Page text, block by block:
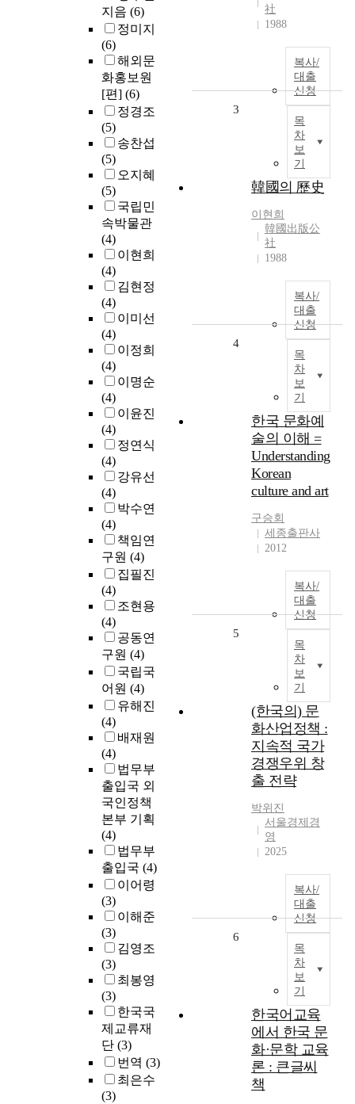
지음 (6)
정미지
(6)
해외문
화홍보원
[편] (6)
정경조
(5)
송찬섭
(5)
오지혜
(5)
국립민
속박물관
(4)
이현희
(4)
김현정
(4)
이미선
(4)
이정희
(4)
이명순
(4)
이윤진
(4)
정연식
(4)
강유선
(4)
박수연
(4)
책임연
구원 (4)
집필진
(4)
조현용
(4)
공동연
구원 (4)
국립국
어원 (4)
유해진
(4)
배재원
(4)
법무부
출입국 외
국인정책
본부 기획
(4)
법무부
출입국 (4)
이어령
(3)
이해준
(3)
김영조
(3)
최봉영
(3)
한국국
제교류재
단 (3)
번역 (3)
최은수
(3)
社
1988
복사/
대출
신청
목
차
보
기
3
韓國의 歷史
이현희
韓國出版公
社
1988
복사/
대출
신청
목
차
보
기
4
한국 문화예
술의 이해 =
Understanding
Korean
culture and art
구승회
세종출판사
2012
복사/
대출
신청
목
차
보
기
5
(한국의) 문
화산업정책 :
지속적 국가
경쟁우위 창
출 전략
박위진
서울경제경
영
2025
복사/
대출
신청
목
차
보
기
6
한국어교육
에서 한국 문
화·문학 교육
론 : 큰글씨
책